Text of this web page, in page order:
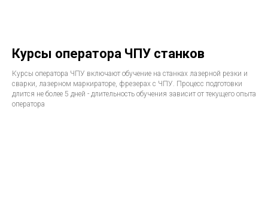
Курсы оператора ЧПУ станков
Курсы оператора ЧПУ включают обучение на станках лазерной резки и
сварки, лазерном маркираторе, фрезерах с ЧПУ. Процесс подготовки
длится не более 5 дней - длительность обучения зависит от текущего опыта
оператора